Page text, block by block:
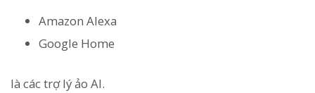
Amazon Alexa
Google Home
là các trợ lý ảo AI.